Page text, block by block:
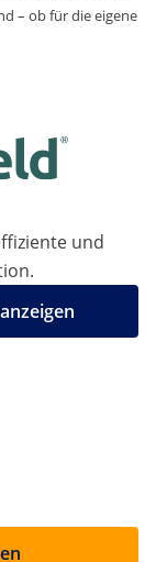
– ob für die eigene
und